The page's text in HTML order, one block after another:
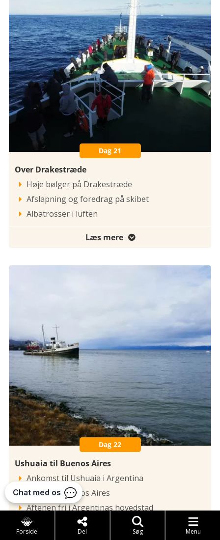
Forside Del Søg Menu
Dag 21
Over Drakestræde
 Høje bølger på Drakestræde
 Afslapning og foredrag på skibet
 Albatrosser i luften
Læs mere 
Dag 22
Ushuaia til Buenos Aires
 Ankomst til Ushuaia i Argentina
 Videre til Buenos Aires
 Aftenen fri i Argentinas hovedstad
Læs mere 